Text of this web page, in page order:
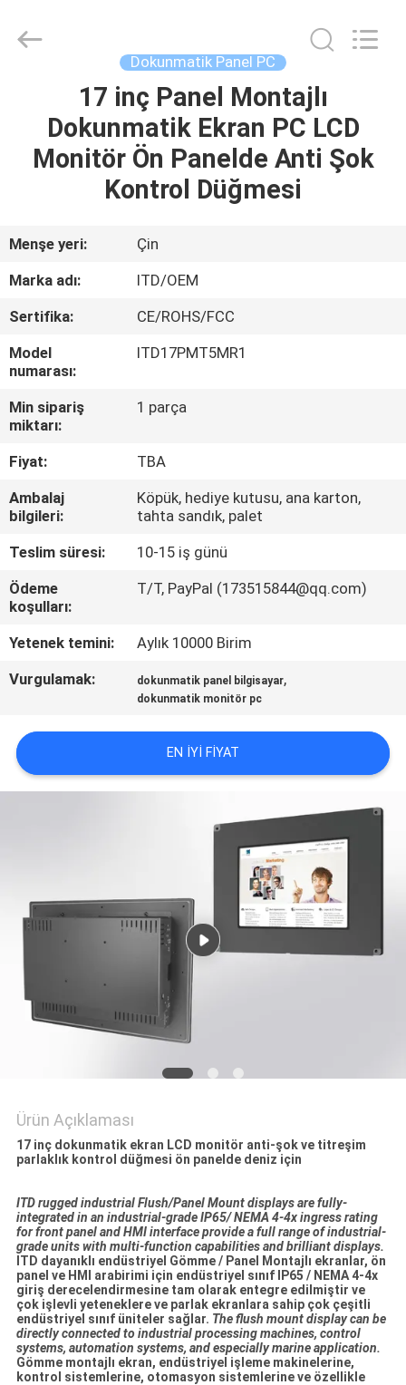
ÜRÜN:%
VIDEOLAR
FABRIKA
KALITE
KONTROL
ULAŞIN
BIR
TEKLIF
ISTEĞI
SITE
HARITASI
Equipment
Dokunmatik Panel PC
17 inç Panel Montajlı
Dokunmatik Ekran PC LCD
Monitör Ön Panelde Anti Şok
Kontrol Düğmesi
Menşe yeri:
Çin
Marka adı:
ITD/OEM
Sertifika:
CE/ROHS/FCC
Model
numarası:
ITD17PMT5MR1
Min sipariş
miktarı:
1 parça
Fiyat:
TBA
Ambalaj
bilgileri:
Köpük, hediye kutusu, ana karton,
tahta sandık, palet
Teslim süresi:
10-15 iş günü
Ödeme
koşulları:
T/T, PayPal (173515844@qq.com)
Yetenek temini:
Aylık 10000 Birim
Vurgulamak:
dokunmatik panel bilgisayar,
dokunmatik monitör pc
EN IYI FIYAT
Ürün Açıklaması
17 inç dokunmatik ekran LCD monitör anti-şok ve titreşim
parlaklık kontrol düğmesi ön panelde deniz için
ITD rugged industrial Flush/Panel Mount displays are fully-
integrated in an industrial-grade IP65/ NEMA 4-4x ingress rating
for front panel and HMI interface provide a full range of industrial-
grade units with multi-function capabilities and brilliant displays.
ITD dayanıklı endüstriyel Gömme / Panel Montajlı ekranlar, ön
panel ve HMI arabirimi için endüstriyel sınıf IP65 / NEMA 4-4x
giriş derecelendirmesine tam olarak entegre edilmiştir ve
çok işlevli yeteneklere ve parlak ekranlara sahip çok çeşitli
endüstriyel sınıf üniteler sağlar. The flush mount display can be
directly connected to industrial processing machines, control
systems, automation systems, and especially marine application.
Gömme montajlı ekran, endüstriyel işleme makinelerine,
kontrol sistemlerine, otomasyon sistemlerine ve özellikle